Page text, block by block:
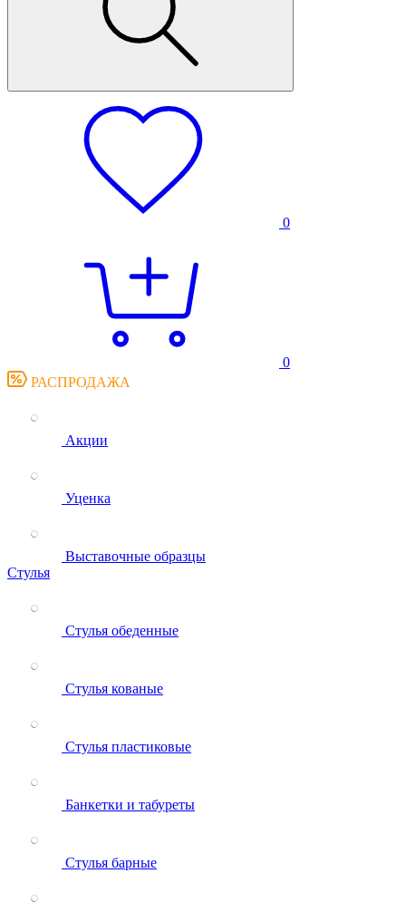
0
0
РАСПРОДАЖА
Акции
Уценка
Выставочные образцы
Стулья
Стулья обеденные
Стулья кованые
Стулья пластиковые
Банкетки и табуреты
Стулья барные